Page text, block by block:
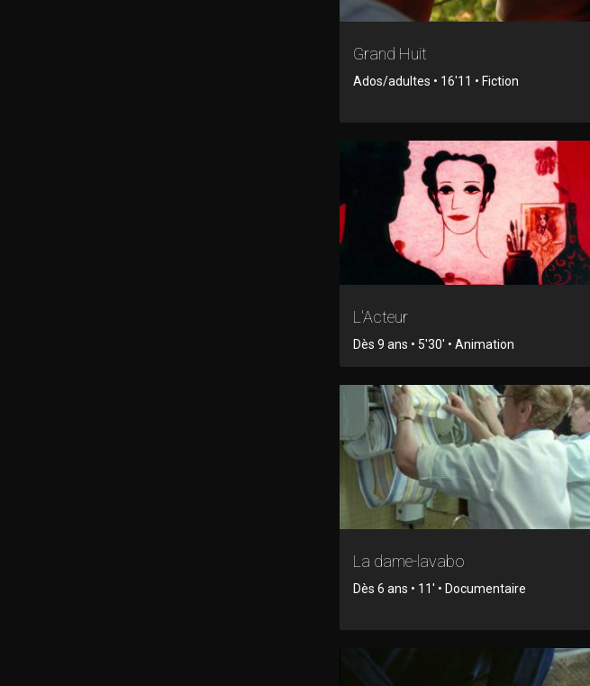
Grand Huit
Ados/adultes • 16'11 • Fiction
L'Acteur
Dès 9 ans • 5'30' • Animation
La dame-lavabo
Dès 6 ans • 11' • Documentaire